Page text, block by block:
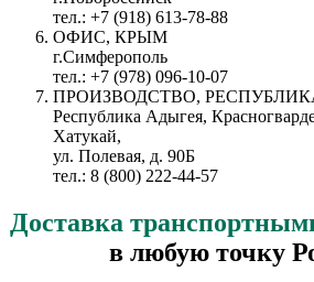
тел.: +7 (918) 613-78-88
ОФИС, КРЫМ
г.Симферополь
тел.: +7 (978) 096-10-07
ПРОИЗВОДСТВО,
Республика Адыгея,
Хатукай,
ул. Полевая, д. 90Б
тел.: 8 (800) 222-44-57
Доставка
в любую точку